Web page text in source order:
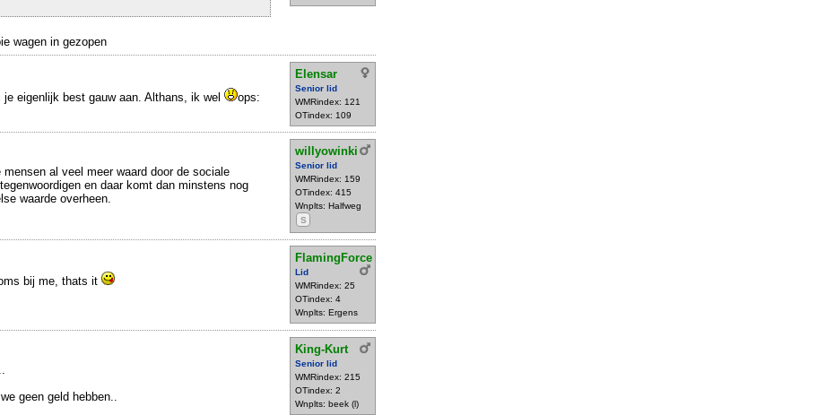
wagen in gezopen
Elensar
Senior lid
WMRindex: 121
OTindex: 109
eigenlijk best gauw aan. Althans, ik wel ops:
willyowinki
Senior lid
WMRindex: 159
OTindex: 415
Wnplts: Halfweg
S
mensen al veel meer waard door de sociale
en daar komt dan minstens nog
waarde overheen.
FlamingForce
Lid
WMRindex: 25
OTindex: 4
Wnplts: Ergens
bij me, thats it
King-Kurt
Senior lid
WMRindex: 215
OTindex: 2
Wnplts: beek (l)
geen geld hebben..